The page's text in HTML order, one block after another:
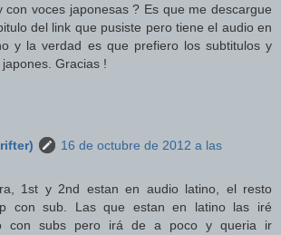
con voces japonesas ? Es que me descargue
del link que pusiste pero tiene el audio en
y la verdad es que prefiero los subtitulos y
Gracias !
16 de octubre de 2012 a las
1st y 2nd estan en audio latino, el resto
con sub. Las que estan en latino las iré
con subs pero irá de a poco y queria ir